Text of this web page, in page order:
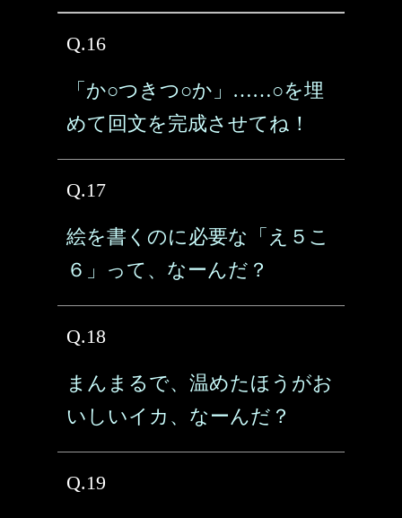
Q.16
「か○つきつ○か」……○を埋
めて回文を完成させてね！
Q.17
絵を書くのに必要な「え５こ
６」って、なーんだ？
Q.18
まんまるで、温めたほうがお
いしいイカ、なーんだ？
Q.19